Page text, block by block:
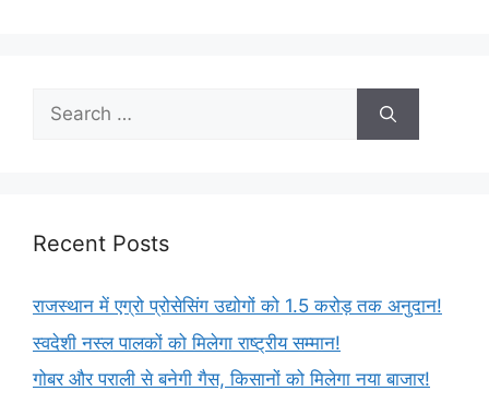
Recent Posts
राजस्थान में एग्रो प्रोसेसिंग उद्योगों को 1.5 करोड़ तक अनुदान!
स्वदेशी नस्ल पालकों को मिलेगा राष्ट्रीय सम्मान!
गोबर और पराली से बनेगी गैस, किसानों को मिलेगा नया बाजार!